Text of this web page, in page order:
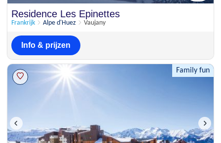
Residence Les Epinettes
Frankrijk Alpe d'Huez Vaujany
Info & prijzen
Family fun